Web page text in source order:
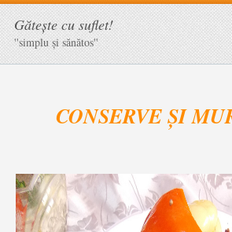
Găteşte cu suflet!
''simplu şi sănătos''
CONSERVE ȘI